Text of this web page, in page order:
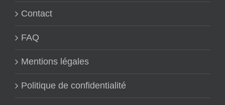
Contact
FAQ
Mentions légales
Politique de confidentialité